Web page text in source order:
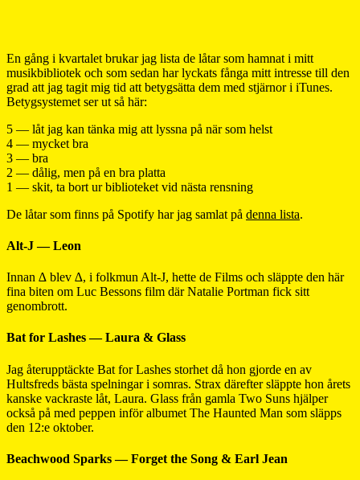
En gång i kvartalet brukar jag lista de låtar som hamnat i mitt
musikbibliotek och som sedan har lyckats fånga mitt intresse till den
grad att jag tagit mig tid att betygsätta dem med stjärnor i iTunes.
Betygsystemet ser ut så här:
5 — låt jag kan tänka mig att lyssna på när som helst
4 — mycket bra
3 — bra
2 — dålig, men på en bra platta
1 — skit, ta bort ur biblioteket vid nästa rensning
De låtar som finns på Spotify har jag samlat på denna lista.
Alt-J — Leon
Innan ∆ blev ∆, i folkmun Alt-J, hette de Films och släppte den här
fina biten om Luc Bessons film där Natalie Portman fick sitt
genombrott.
Bat for Lashes — Laura & Glass
Jag återupptäckte Bat for Lashes storhet då hon gjorde en av
Hultsfreds bästa spelningar i somras. Strax därefter släppte hon årets
kanske vackraste låt, Laura. Glass från gamla Two Suns hjälper
också på med peppen inför albumet The Haunted Man som släpps
den 12:e oktober.
Beachwood Sparks — Forget the Song & Earl Jean